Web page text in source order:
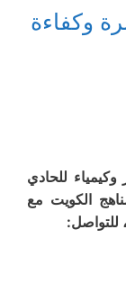
وكفاءة
للحادي
الكويت مع
للتواصل: